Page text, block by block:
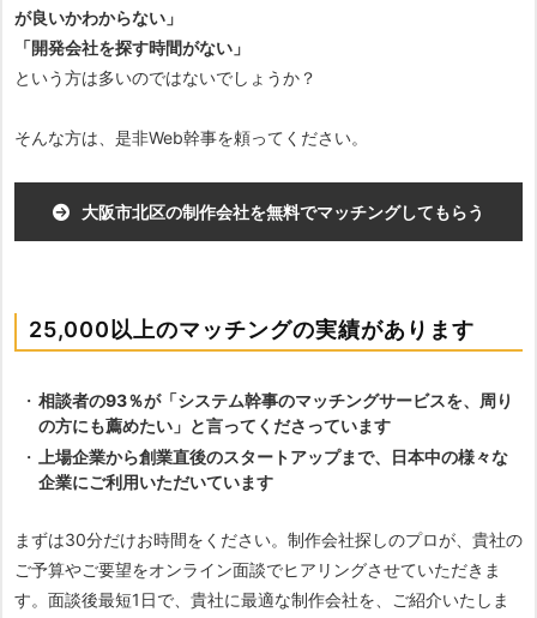
が良いかわからない」
「開発会社を探す時間がない」
という方は多いのではないでしょうか？
そんな方は、是非Web幹事を頼ってください。
大阪市北区の制作会社を無料でマッチングしてもらう
25,000以上のマッチングの実績があります
相談者の93％が「システム幹事のマッチングサービスを、周り
の方にも薦めたい」と言ってくださっています
上場企業から創業直後のスタートアップまで、日本中の様々な
企業にご利用いただいています
まずは30分だけお時間をください。制作会社探しのプロが、貴社の
ご予算やご要望をオンライン面談でヒアリングさせていただきま
す。面談後最短1日で、貴社に最適な制作会社を、ご紹介いたしま